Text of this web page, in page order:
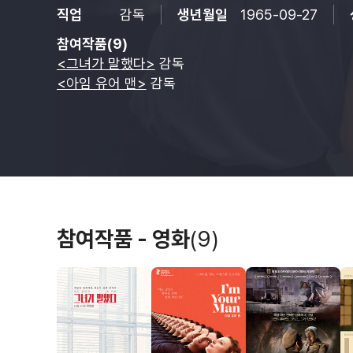
직업 감독 생년월일 1965-09-27
참여작품(9)
<그녀가 말했다> 감독
<아임 유어 맨> 감독
참여작품 - 영화(9)